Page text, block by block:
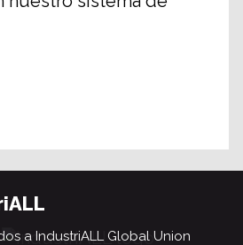
a IndustriALL Global Union